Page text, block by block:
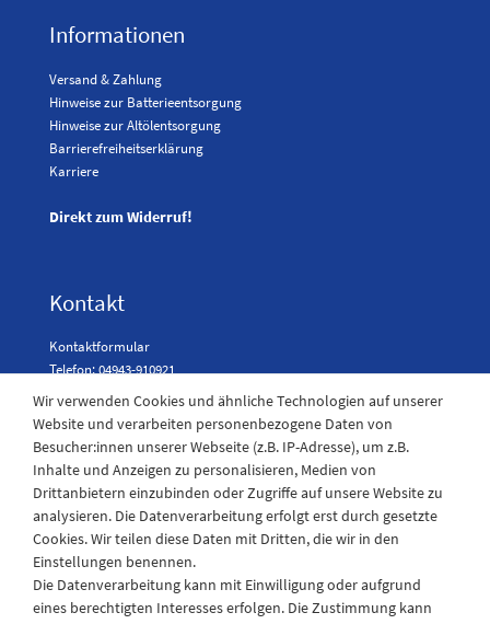
Informationen
Versand & Zahlung
Hinweise zur Batterieentsorgung
Hinweise zur Altölentsorgung
Barrierefreiheitserklärung
Karriere
Direkt zum Widerruf!
Kontakt
Kontaktformular
Telefon: 04943-910921
Laden Öffnungszeiten
Montag - Freitag
08:30 - 12:30 und 13.00 - 17.30 Uhr
Samstags
08:30 bis 12:30 Uhr
Wir verwenden Cookies und ähnliche Technologien auf unserer
Website und verarbeiten personenbezogene Daten von
Besucher:innen unserer Webseite (z.B. IP-Adresse), um z.B.
Inhalte und Anzeigen zu personalisieren, Medien von
Drittanbietern einzubinden oder Zugriffe auf unsere Website zu
analysieren. Die Datenverarbeitung erfolgt erst durch gesetzte
Cookies. Wir teilen diese Daten mit Dritten, die wir in den
Einstellungen benennen.
Die Datenverarbeitung kann mit Einwilligung oder aufgrund
eines berechtigten Interesses erfolgen. Die Zustimmung kann